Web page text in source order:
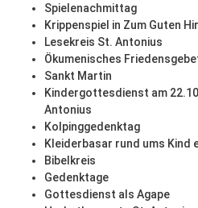
Spielenachmittag
Krippenspiel in Zum Guten
Lesekreis St. Antonius
Ökumenisches
Sankt Martin
Kindergottesdienst am
Antonius
Kolpinggedenktag
Kleiderbasar rund ums Kind
Bibelkreis
Gedenktage
Gottesdienst als Agape